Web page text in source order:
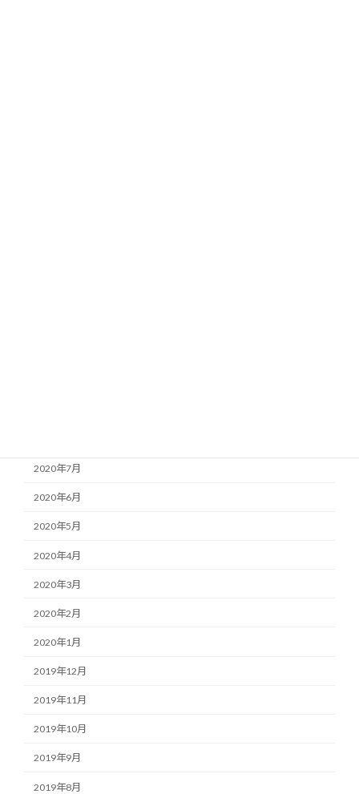
2020年7月
2020年6月
2020年5月
2020年4月
2020年3月
2020年2月
2020年1月
2019年12月
2019年11月
2019年10月
2019年9月
2019年8月